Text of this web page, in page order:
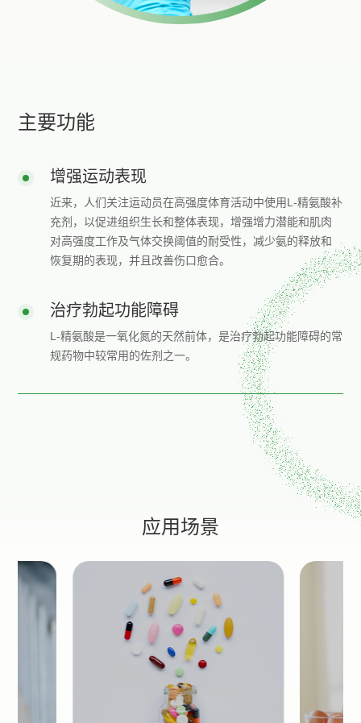
主要功能
增强运动表现
近来，人们关注运动员在高强度体育活动中使用L-精氨酸补
充剂，以促进组织生长和整体表现，增强增力潜能和肌肉
对高强度工作及气体交换阈值的耐受性，减少氨的释放和
恢复期的表现，并且改善伤口愈合。
治疗勃起功能障碍
L-精氨酸是一氧化氮的天然前体，是治疗勃起功能障碍的常
规药物中较常用的佐剂之一。
应用场景